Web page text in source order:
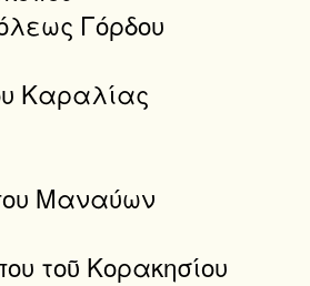
Γόρδου
Καραλίας
Μαναύων
τοῦ Κορακησίου